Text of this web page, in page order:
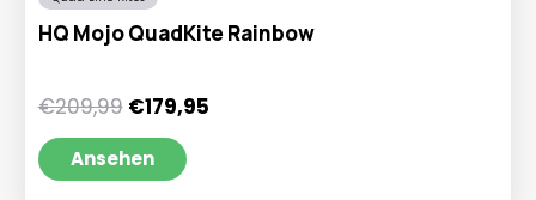
HQ Mojo QuadKite Rainbow
€209,99 Ursprünglicher
Preis
war:
€209,99
€179,95Aktueller
Ansehen